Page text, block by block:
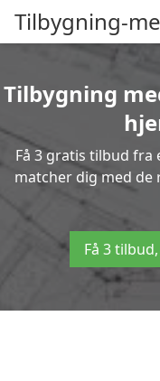
Tilbygning-
Tilbygning
Få 3 gratis tilbud
matcher dig med
Få 3